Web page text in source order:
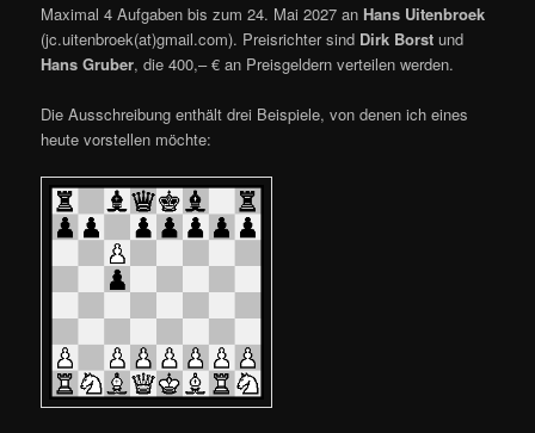
Maximal 4 Aufgaben bis zum 24. Mai 2027 an Hans Uitenbroek
(jc.uitenbroek(at)gmail.com). Preisrichter sind Dirk Borst und
Hans Gruber, die 400,– € an Preisgeldern verteilen werden.
Die Ausschreibung enthält drei Beispiele, von denen ich eines
heute vorstellen möchte: